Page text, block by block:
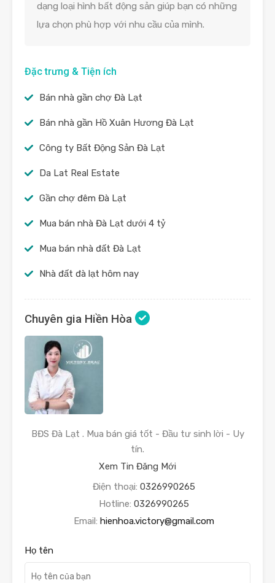
dạng loại hình bất động sản giúp bạn có những
lựa chọn phù hợp với nhu cầu của mình.
Đặc trưng & Tiện ích
Bán nhà gần chợ Đà Lạt
Bán nhà gần Hồ Xuân Hương Đà Lạt
Công ty Bất Động Sản Đà Lạt
Da Lat Real Estate
Gần chợ đêm Đà Lạt
Mua bán nhà Đà Lạt dưới 4 tỷ
Mua bán nhà đất Đà Lạt
Nhà đất đà lạt hôm nay
Chuyên gia Hiền Hòa
BĐS Đà Lạt . Mua bán giá tốt - Đầu tư sinh lời - Uy
tín.
Xem Tin Đăng Mới
Điện thoại: 0326990265
Hotline: 0326990265
Email: hienhoa.victory@gmail.com
Họ tên